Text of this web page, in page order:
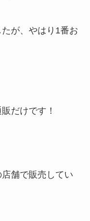
が、やはり1番お
だけです！
舗で販売してい